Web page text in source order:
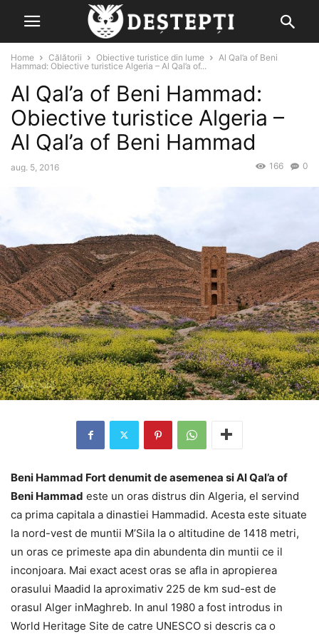
Home Călătorii Obiective turistice din lume
Al Qal’a of Beni
Hammad: Obiective turistice Algeria – Al Qal’a of...
Al Qal’a of Beni Hammad:
Obiective turistice Algeria –
Al Qal’a of Beni Hammad
aug. 5, 2016 0
166
Beni Hammad Fort denumit de asemenea si Al Qal’a of
Beni Hammad este un oras distrus din Algeria, el servind
ca prima capitala a dinastiei Hammadid. Acesta este situate
la nord-vest de muntii M’Sila la o altitudine de 1418 metri,
un oras ce primeste apa din abundenta din muntii ce il
inconjoara. Mai exact acest oras se afla in apropierea
orasului Maadid la aproximativ 225 de km sud-est de
orasul Alger inMaghreb. In anul 1980 a fost introdus in
World Heritage Site de catre UNESCO si descris ca o